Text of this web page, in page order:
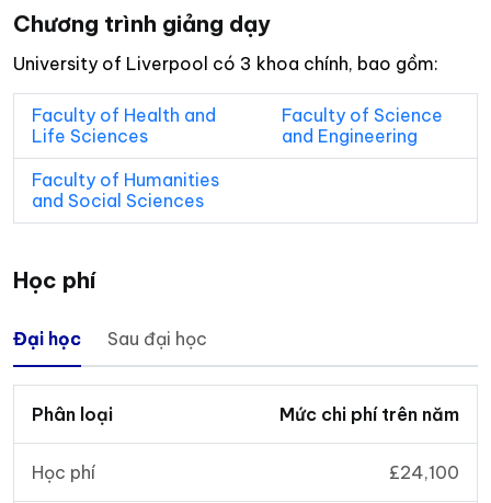
Chương trình giảng dạy
University of Liverpool có 3 khoa chính, bao gồm:
Faculty of Health and
Life Sciences
Faculty of Science
and Engineering
Faculty of Humanities
and Social Sciences
Học phí
Đại học Sau đại học
Phân loại Mức chi phí trên năm
Học phí £24,100